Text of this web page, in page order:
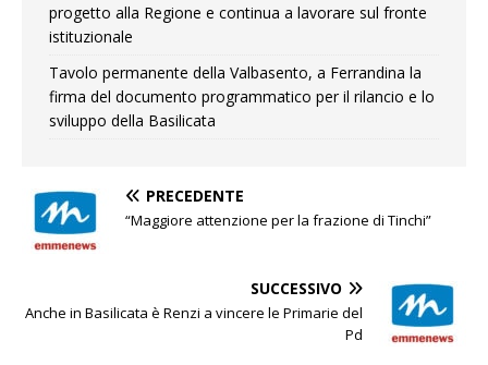
progetto alla Regione e continua a lavorare sul fronte
istituzionale
Tavolo permanente della Valbasento, a Ferrandina la
firma del documento programmatico per il rilancio e lo
sviluppo della Basilicata
PRECEDENTE
“Maggiore attenzione per la frazione di Tinchi”
SUCCESSIVO
Anche in Basilicata è Renzi a vincere le Primarie del
Pd